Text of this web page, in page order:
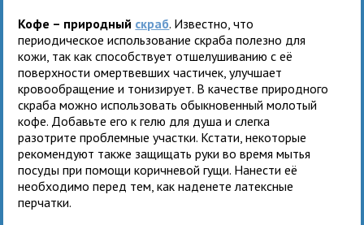
Кофе – природный скраб. Известно, что
периодическое использование скраба полезно для
кожи, так как способствует отшелушиванию с её
поверхности омертвевших частичек, улучшает
кровообращение и тонизирует. В качестве природного
скраба можно использовать обыкновенный молотый
кофе. Добавьте его к гелю для душа и слегка
разотрите проблемные участки. Кстати, некоторые
рекомендуют также защищать руки во время мытья
посуды при помощи коричневой гущи. Нанести её
необходимо перед тем, как наденете латексные
перчатки.